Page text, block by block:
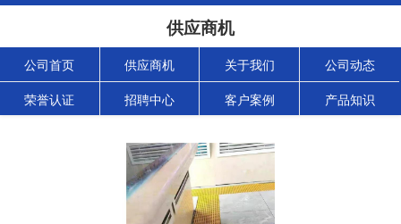
供应商机
公司首页 供应商机 关于我们 公司动态
荣誉认证 招聘中心 客户案例 产品知识